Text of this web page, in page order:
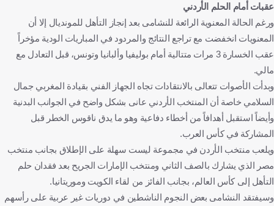
عقبات أمام الحلم الأردني
ورغم الحالة المعنوية الرائعة للنشامى بعد إنجاز التأهل للمونديال إلا أن
المعنويات انخفضت مع تراجع النتائج والمردود في المباريات الودية مؤخراً
عقب الخسارة 3 مرات متتالية أمام بوليفيا وألبانيا وتونس، قبل التعادل مع
مالي.
وبدأت الأصوات تتعالى بالانتقادات تجاه الجهاز الفني بقيادة المغربي جمال
السلامي خاصة أن المنتخب الأردني عانى بشكل واضح في الجوانب البدنية
وأيضاً استقبل أهدافاً من أخطاء دفاعية وهو ما يدق ناقوس الخطر قبل
المشاركة في كأس العرب.
ويلعب منتخب الأردن في مجموعة ليست سهلة على الإطلاق بجانب منتخب
مصر الذي يشارك بالصف الثاني ومنتخب الإمارات الجريح بعد فقدان حلم
التأهل إلى كأس العالم، بجانب الفائز من لقاء الكويت وموريتانيا.
وسيفتقد النشامى بعض النجوم الناشطين في دوريات غير عربية على رأسهم